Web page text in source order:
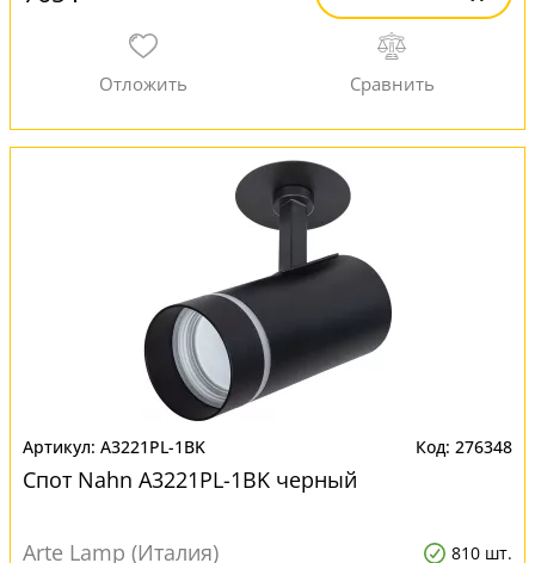
A3221PL-1BK 276348
Спот Nahn A3221PL-1BK черный
Arte Lamp (Италия) 810 шт.